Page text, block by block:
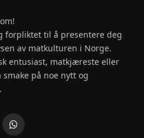
forpliktet til å presentere deg
av matkulturen i Norge.
entusiast, matkjæreste eller
på noe nytt og
WhatsApp